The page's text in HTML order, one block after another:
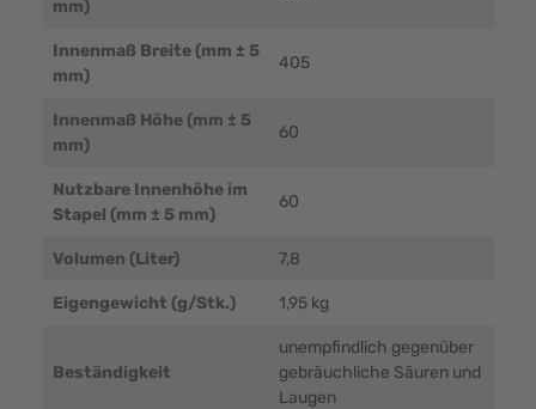
mm)
Innenmaß Breite (mm ± 5
mm)
405
Innenmaß Höhe (mm ± 5
mm)
60
Nutzbare Innenhöhe im
Stapel (mm ± 5 mm)
60
Volumen (Liter) 7,8
Eigengewicht (g/Stk.) 1,95 kg
Beständigkeit
unempfindlich gegenüber
gebräuchliche Säuren und
Laugen